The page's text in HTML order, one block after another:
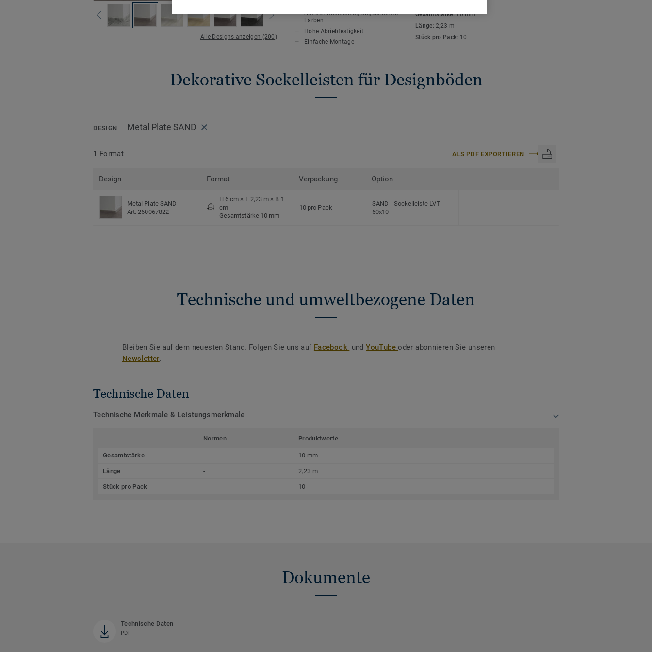
Alle Designs anzeigen (200)
Auf den Bodenbelag abgestimmte
Farben
Hohe Abriebfestigkeit
Einfache Montage
Gesamtstärke:10 mm
Länge:2,23 m
Stück pro Pack: 10
Dekorative Sockelleisten für Designböden
DESIGN Metal Plate SAND
1 Format ALS PDF EXPORTIEREN
Design Format Verpackung Option
Metal Plate SAND
Art. 260067822
H 6 cm × L 2,23 m × B 1
cm
Gesamtstärke 10 mm
10 pro Pack
SAND- Sockelleiste LVT
60x10
Technische und umweltbezogene Daten
Bleiben Sie auf dem neuesten Stand. Folgen Sie uns auf Facebook undYouTubeoder abonnieren Sie unseren
Newsletter.
Technische Daten
Technische Merkmale & Leistungsmerkmale
Normen Produktwerte
Gesamtstärke - 10 mm
Länge - 2,23 m
Stück pro Pack - 10
Dokumente
Technische Daten
PDF